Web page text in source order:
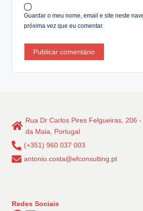
Guardar o meu nome, email e site neste
próxima vez que eu comentar.
:
Rua Dr Carlos Pires Felgueiras, 206
da Maia, Portugal
(+351) 960 037 003
antonio.costa@efconsulting.pt
Redes Sociais